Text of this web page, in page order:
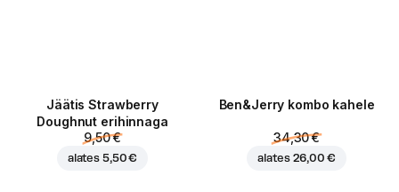
Jäätis Strawberry
Doughnut erihinnaga
9,50 €
alates 5,50 €
Ben&Jerry kombo kahele
34,30 €
alates 26,00 €